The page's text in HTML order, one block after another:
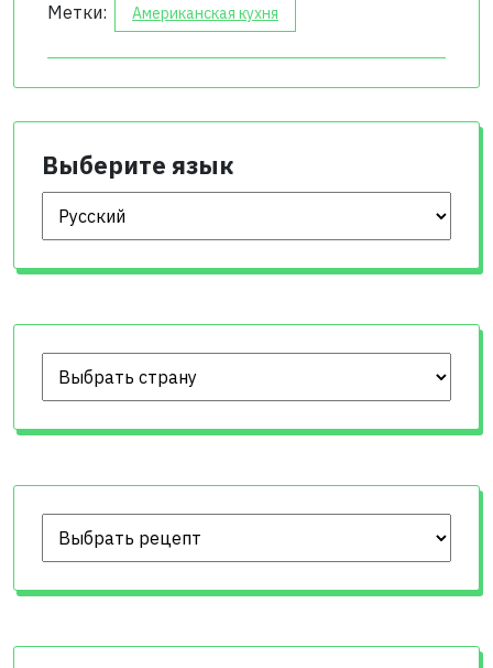
Метки: Американская кухня
Выберите язык
Выберите язык